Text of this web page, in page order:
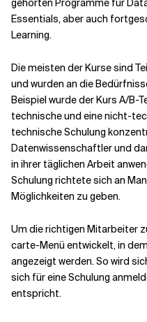
gehörten Programme für
Essentials, aber auch
Learning.
Die meisten der Kurse sind
und wurden an die
Beispiel wurde der Kurs A/B-
technische und eine nicht-
technische Schulung
Datenwissenschaftler und
in ihrer täglichen Arbeit
Schulung richtete sich an
Möglichkeiten zu geben.
Um die richtigen Mitarbeiter
carte-Menü entwickelt, in
angezeigt werden. So wird
sich für eine Schulung
entspricht.